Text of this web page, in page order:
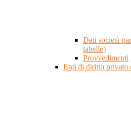
Dati società
tabelle)
Provvedimenti
Enti di diritto privato